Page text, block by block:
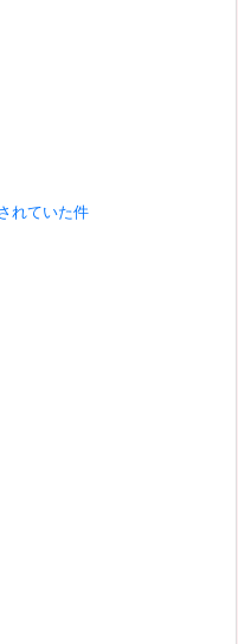
れていた件